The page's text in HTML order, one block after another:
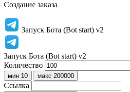
Создание заказа
Запуск Бота (Bot start) v2
Запуск Бота (Bot start) v2
Количество
мин 10 макс 200000
Ссылка